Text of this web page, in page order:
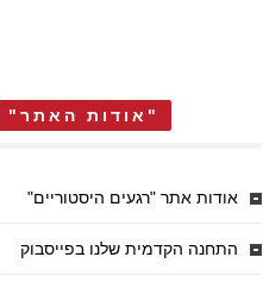
"אודות האתר"
אודות אתר "רגעים היסטוריים"
התחנה הקדמית שלנו בפייסבוק